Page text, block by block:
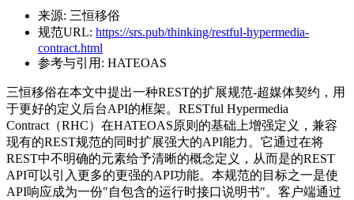
来源: 三恒移俗
规范URL: https://srs.pub/thinking/restful-hypermedia-
contract.html
参考与引用: HATEOAS
三恒移俗在本文中提出一种REST的扩展规范-超媒体契约，用
于更好的定义后台API的框架。RESTful Hypermedia
Contract（RHC）在HATEOAS原则的基础上增强定义，兼容
现有的REST规范的同时扩展强大的API能力。它通过在将
REST中不明确的元素给予清晰的概念定义，从而是的REST
API可以引入更多的更强的API功能。本规范的目标之一是使
API响应成为一份"自包含的运行时接口说明书"。客户端通过